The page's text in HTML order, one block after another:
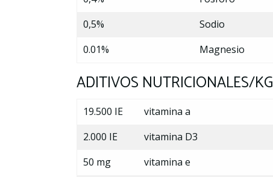
0,5%
Sodio
0.01%
Magnesio
ADITIVOS NUTRICIONALES/KG
19.500 IE
vitamina a
2.000 IE
vitamina D3
50 mg
vitamina e